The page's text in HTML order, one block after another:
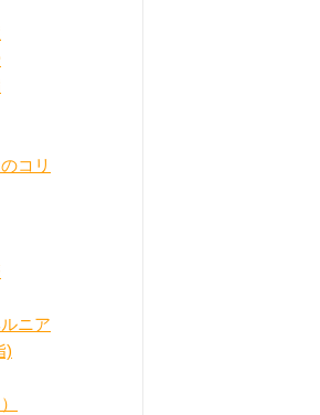
コリ
ニア
)